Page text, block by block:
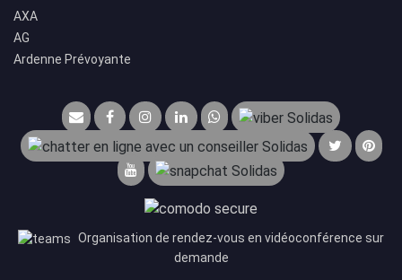
AXA
AG
Ardenne Prévoyante
Organisation de rendez-vous en vidéoconférence sur
demande